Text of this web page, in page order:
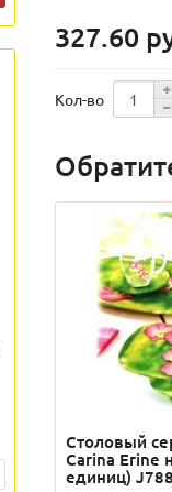
327.60
Кол-во
Столовый
Carina Erine
единиц)